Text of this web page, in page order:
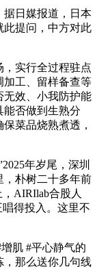
日媒报道，日本
此提问，中方对此
实行全过程驻点
加工、留样备查等
无效、小我防护能
能否做到生熟分
菜品烧熟煮透，
年岁尾，深圳
，朴树二十多年前
AIRIlab合股人
得投入。这里不
肌 #平心静气的
，那么送你几句线